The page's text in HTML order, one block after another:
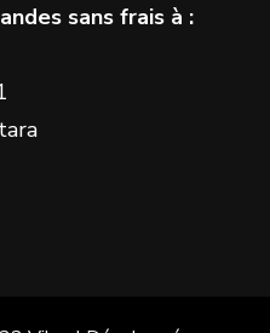
sans frais à :